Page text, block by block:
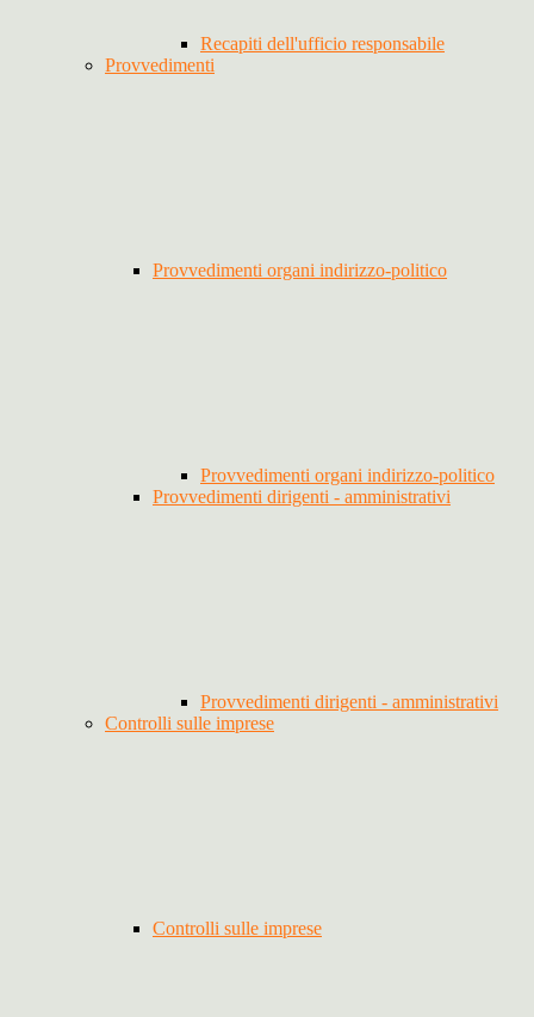
Recapiti dell'ufficio responsabile
Provvedimenti
Provvedimenti organi indirizzo-politico
Provvedimenti organi indirizzo-politico
Provvedimenti dirigenti - amministrativi
Provvedimenti dirigenti - amministrativi
Controlli sulle imprese
Controlli sulle imprese